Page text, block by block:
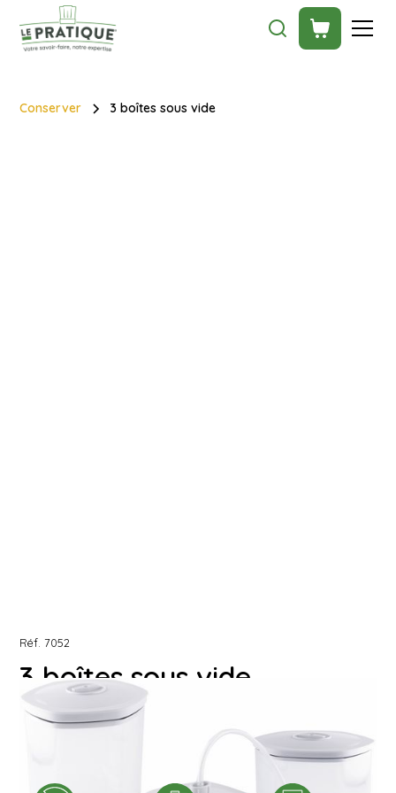
Conserver 3 boîtes sous vide
Réf. 7052
3 boîtes sous vide
Les boîtes sous vide idéales pour conserver vos
préparations plus longtemps et pour réaliser vos